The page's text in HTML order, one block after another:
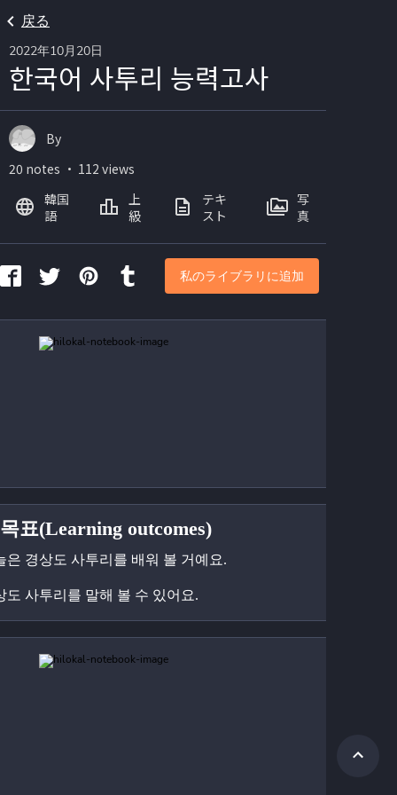
戻る
2022年10月20日
한국어 사투리 능력고사
표(Learning outcomes)
경상도 사투리를 배워 볼 거예요.
사투리를 말해 볼 수 있어요.
By
20 notes ・ 112 views
韓国
語
上
級
テキ
スト
写
真
私のライブラリに追加